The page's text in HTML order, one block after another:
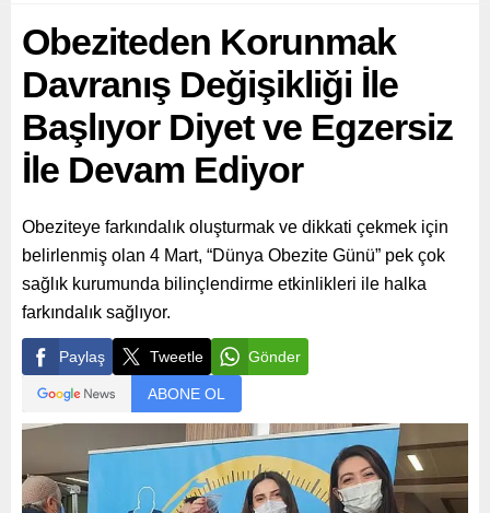
Obeziteden Korunmak
Davranış Değişikliği İle
Başlıyor Diyet ve Egzersiz
İle Devam Ediyor
Obeziteye farkındalık oluşturmak ve dikkati çekmek için
belirlenmiş olan 4 Mart, “Dünya Obezite Günü” pek çok
sağlık kurumunda bilinçlendirme etkinlikleri ile halka
farkındalık sağlıyor.
Paylaş Tweetle Gönder
ABONE OL